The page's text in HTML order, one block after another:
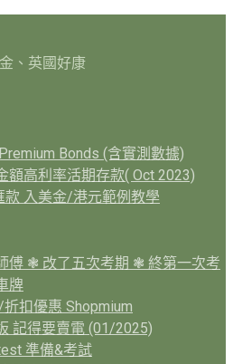
、英國好康
Bonds (含實測數據)
額高利率活期存款( Oct 2023)
款 入美金/港元範例教學
傅 ❃ 改了五次考期 ❃ 終第一次考
牌
扣優惠 Shopmium
記得要賣電 (01/2025)
準備&考試